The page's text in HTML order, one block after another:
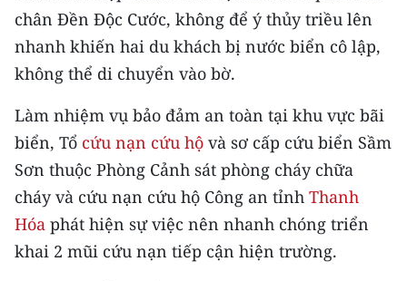
RADIO
E-Magazine
Video
Media Chính trị
Media Kinh tế
chân Đền Độc Cước, không để ý thủy triều lên
nhanh khiến hai du khách bị nước biển cô lập,
không thể di chuyển vào bờ.
Làm nhiệm vụ bảo đảm an toàn tại khu vực bãi
biển, Tổ cứu nạn cứu hộ và sơ cấp cứu biển Sầm
Sơn thuộc Phòng Cảnh sát phòng cháy chữa
cháy và cứu nạn cứu hộ Công an tỉnh Thanh
Hóa phát hiện sự việc nên nhanh chóng triển
khai 2 mũi cứu nạn tiếp cận hiện trường.